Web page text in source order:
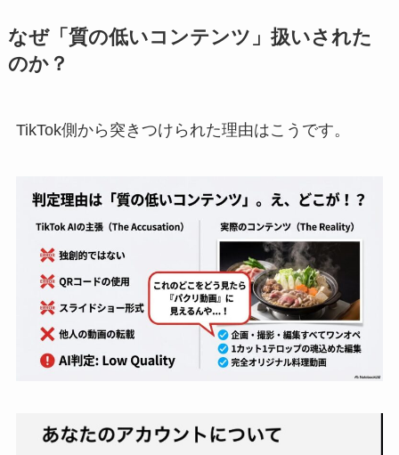
なぜ「質の低いコンテンツ」扱いされた
のか？
TikTok側から突きつけられた理由はこうです。